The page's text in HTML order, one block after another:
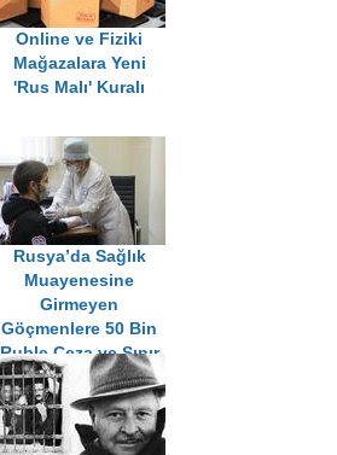
Online ve Fiziki
Mağazalara Yeni
'Rus Malı' Kuralı
Rusya’da Sağlık
Muayenesine
Girmeyen
Göçmenlere 50 Bin
Ruble Ceza ve Sınır
Dışı